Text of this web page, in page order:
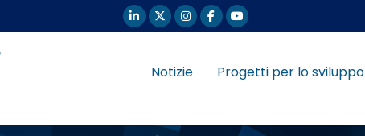
Notizie Progetti per lo sviluppo